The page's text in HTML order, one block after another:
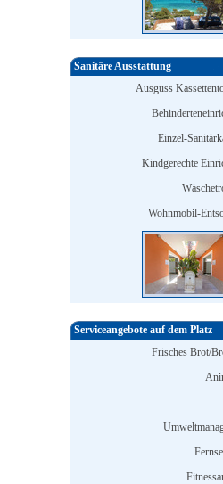
Sanitäre Ausstattung
Ausguss
Einzel-
Kindgerechte
Wohnmobil-
Serviceangebote auf dem Platz
Frisches Brot/